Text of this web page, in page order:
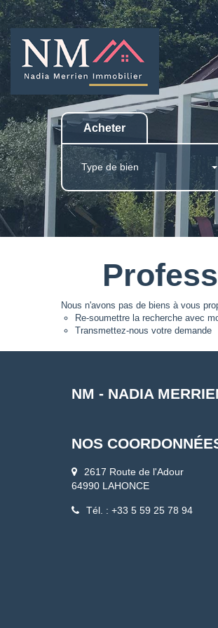
Acheter
Type de bien
Nous n'avons pas de biens à vous
Re-soumettre la recherche avec
Transmettez-nous votre demande
NM - NADIA
NOS
2617 Route de l'Adour
64990 LAHONCE
Tél. : +33 5 59 25 78 94